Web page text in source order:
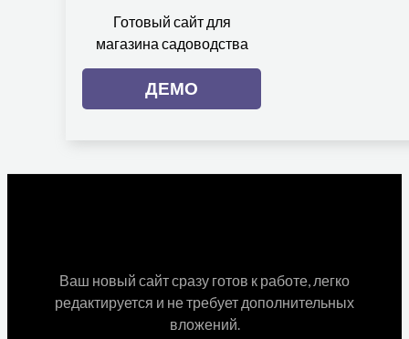
Готовый сайт для
магазина садоводства
ДЕМО
Ваш новый сайт сразу готов к работе, легко
редактируется и не требует дополнительных
вложений.